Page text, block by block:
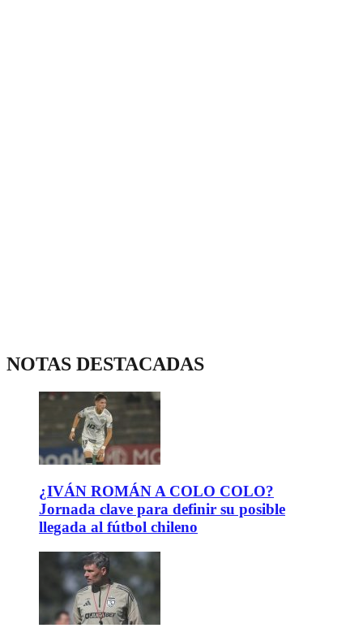
NOTAS DESTACADAS
¿IVÁN ROMÁN A COLO COLO?
Jornada clave para definir su posible
llegada al fútbol chileno